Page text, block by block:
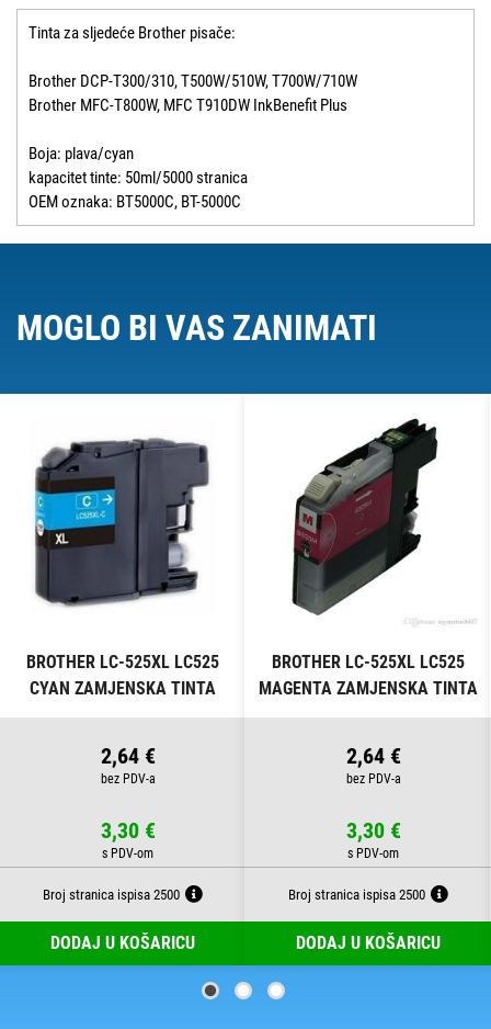
Tinta za sljedeće Brother pisače:
Brother DCP-T300/310, T500W/510W, T700W/710W
Brother MFC-T800W, MFC T910DW InkBenefit Plus
Boja: plava/cyan
kapacitet tinte: 50ml/5000 stranica
OEM oznaka: BT5000C, BT-5000C
MOGLO BI VAS ZANIMATI
BROTHER LC-525XL LC525
CYAN ZAMJENSKA TINTA
2,64 €
3,30 €
Broj stranica ispisa 2500
DODAJ U KOŠARICU
BROTHER LC-525XL LC525
MAGENTA ZAMJENSKA TINTA
2,64 €
3,30 €
Broj stranica ispisa 2500
DODAJ U KOŠARICU